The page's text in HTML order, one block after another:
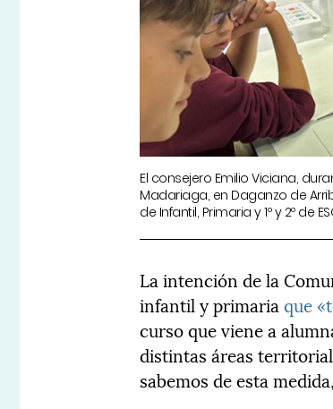
El consejero Emilio Viciana,
Madariaga, en Daganzo de
de Infantil, Primaria y 1º y 2º de
La intención de la
infantil y primariaque
curso que viene a
distintas áreas
sabemos de esta